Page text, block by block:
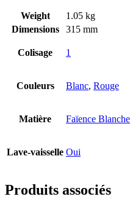
Weight
1.05 kg
Dimensions
315 mm
Colisage 1
Couleurs Blanc, Rouge
Matière Faïence Blanche
Lave-vaisselle Oui
Produits associés